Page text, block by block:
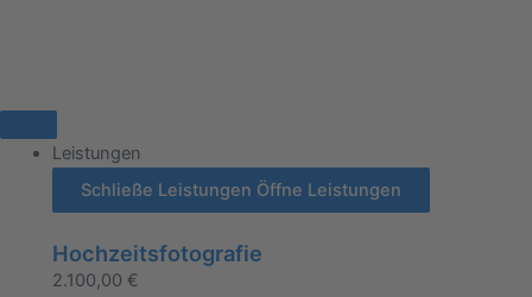
Leistungen
Schließe Leistungen Öffne Leistungen
Hochzeitsfotografie
2.100,00 €